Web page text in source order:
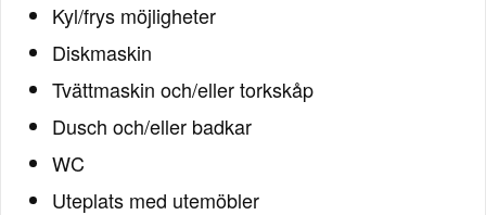
Kyl/frys möjligheter
Diskmaskin
Tvättmaskin och/eller torkskåp
Dusch och/eller badkar
WC
Uteplats med utemöbler